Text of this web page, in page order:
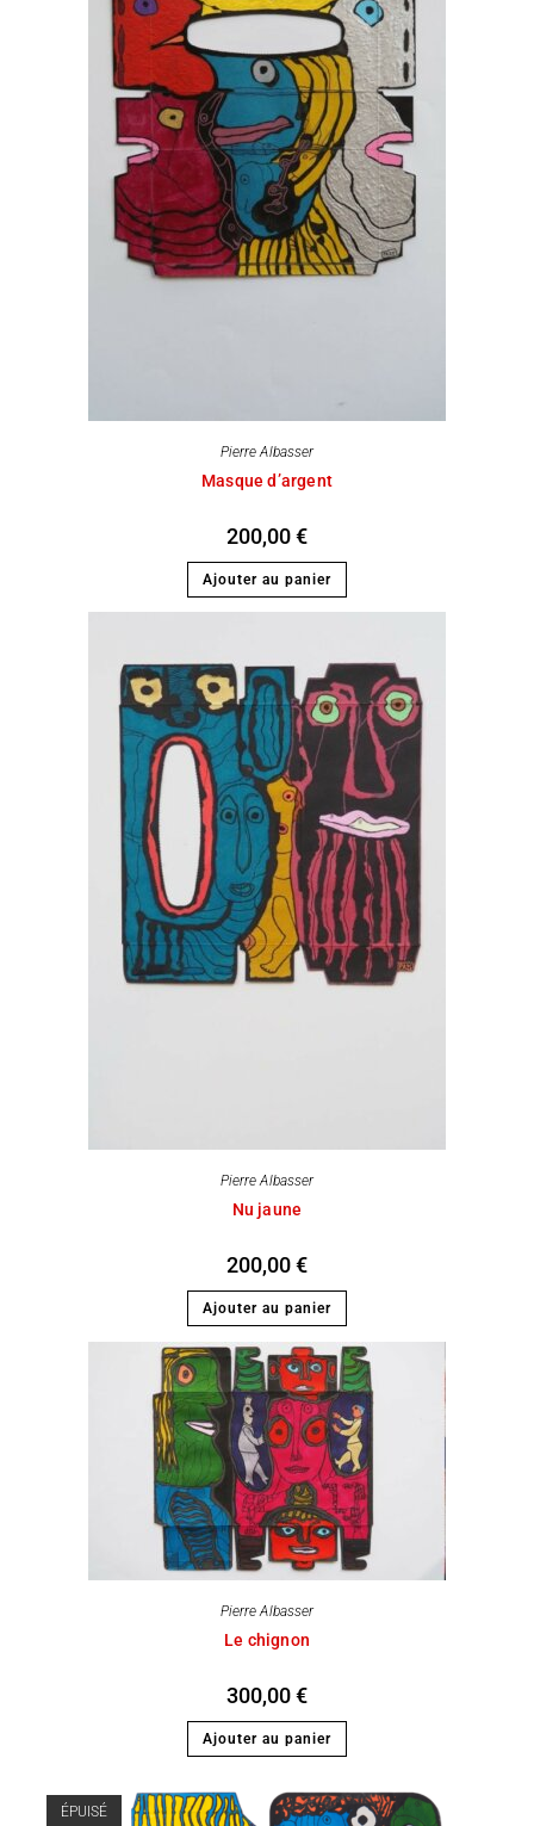
Pierre Albasser
Masque d’argent
200,00€
Ajouter au panier
Pierre Albasser
Nu jaune
200,00€
Ajouter au panier
Pierre Albasser
Le chignon
300,00€
Ajouter au panier
ÉPUISÉ